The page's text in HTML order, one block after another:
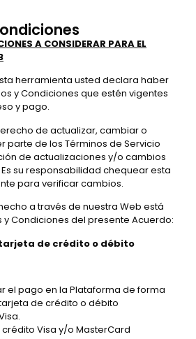
A CONSIDERAR PARA EL
herramienta usted declara haber
y Condiciones que estén vigentes
y pago.
de actualizar, cambiar o
parte de los Términos de Servicio
de actualizaciones y/o cambios
su responsabilidad chequear esta
para verificar cambios.
a través de nuestra Web está
y Condiciones del presente Acuerdo:
de crédito o débito
el pago en la Plataforma de forma
de crédito o débito
Visa y/o MasterCard